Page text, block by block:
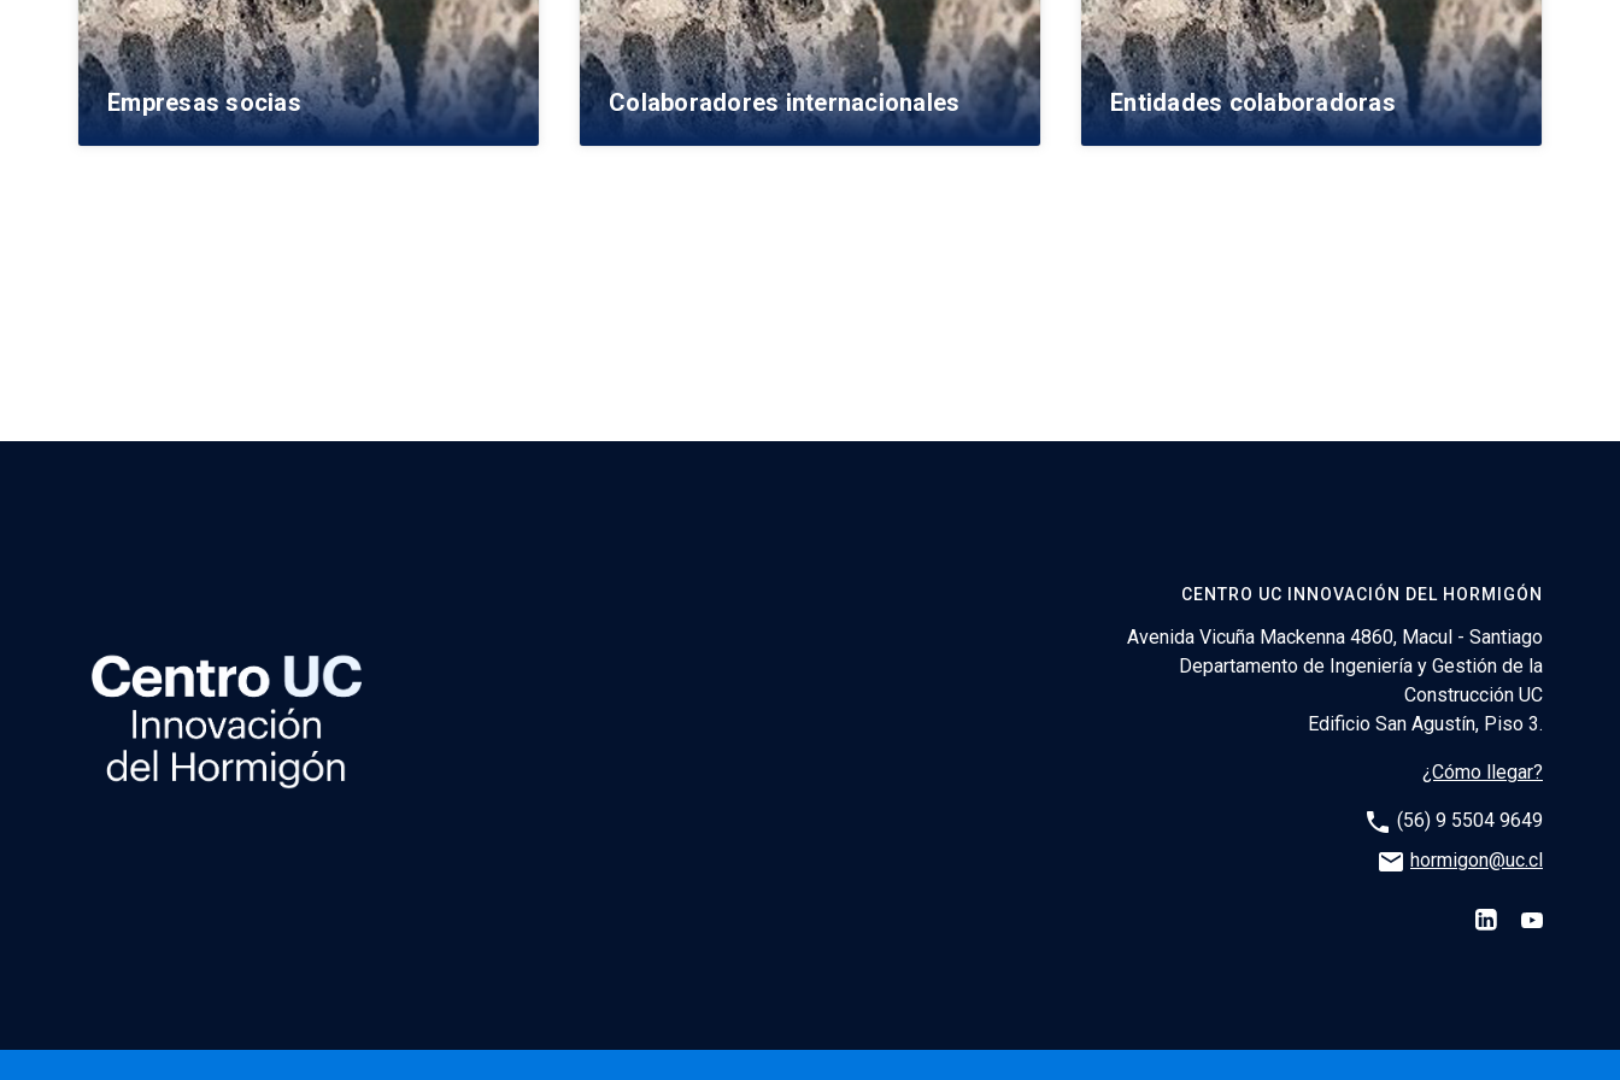
Empresas socias Colaboradores internacionales Entidades colaboradoras
CENTRO UC INNOVACIÓN DEL HORMIGÓN
Avenida Vicuña Mackenna 4860, Macul - Santiago
Departamento de Ingeniería y Gestión de la
Construcción UC
Edificio San Agustín, Piso 3.
¿Cómo llegar?
phone (56) 9 5504 9649
email hormigon@uc.cl